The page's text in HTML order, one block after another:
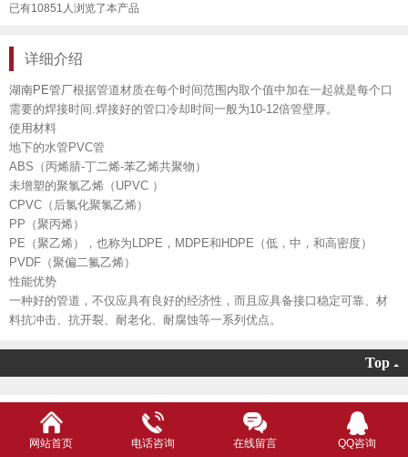
已有10851人浏览了本产品
详细介绍
湖南PE管厂根据管道材质在每个时间范围内取个值中加在一起就是每个口
需要的焊接时间.焊接好的管口冷却时间一般为10-12倍管壁厚。
使用材料
地下的水管PVC管
ABS（丙烯腈-丁二烯-苯乙烯共聚物）
未增塑的聚氯乙烯（UPVC ）
CPVC（后氯化聚氯乙烯）
PP（聚丙烯）
PE（聚乙烯），也称为LDPE，MDPE和HDPE（低，中，和高密度）
PVDF（聚偏二氟乙烯）
性能优势
一种好的管道，不仅应具有良好的经济性，而且应具备接口稳定可靠、材
料抗冲击、抗开裂、耐老化、耐腐蚀等一系列优点。
Top
网站首页 电话咨询 在线留言 QQ咨询